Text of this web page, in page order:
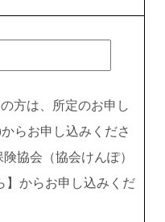
方は、所定のお申し
らお申し込みくださ
協会（協会けんぽ）
】からお申し込みくだ